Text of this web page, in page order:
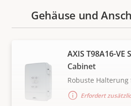
Gehäuse und
AXIS T98A16-VE
Cabinet
Robuste
Erfordert